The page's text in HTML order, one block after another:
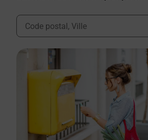
Ville, Département, Code Postal